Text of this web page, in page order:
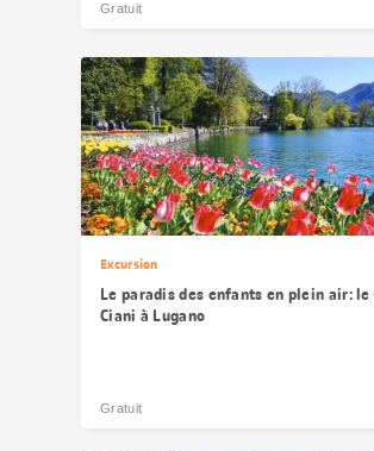
Gratuit
Excursion
Le paradis des enfants en plein air: le
Ciani à Lugano
Gratuit